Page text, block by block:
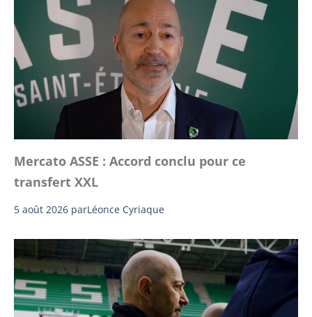
Mercato ASSE : Accord conclu pour ce
transfert XXL
5 août 2026 parLéonce Cyriaque